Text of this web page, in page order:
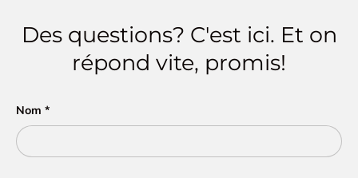
Des questions? C'est ici. Et on
répond vite, promis!
Nom